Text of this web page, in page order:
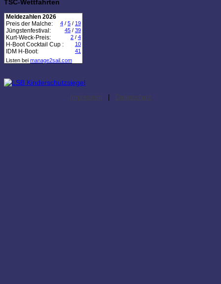
TSC-Wettfahrten
Meldezahlen 2026
Preis der Malche:
4 / 5 / 19
Jüngstenfestival: 45 / 39
Kurt-Weck-Preis: 2 / 4
H-Boot Cocktail Cup : 10
IDM H-Boot:
41
Listen bei manage2sail.com
Impressum | Datenschutz